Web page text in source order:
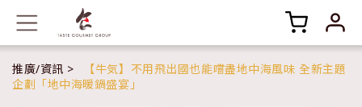
推廣/資訊
【牛気】不用飛出國也能嚐盡地中海風味 全新主題
企劃「地中海暖鍋盛宴」